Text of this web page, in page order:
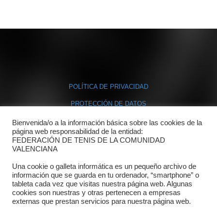
POLÍTICA DE PRIVACIDAD
PROTECCIÓN DE DATOS
POLÍTICA DE COOKIES
Dónde estamos
Directorio departamentos
Horario
Bienvenida/o a la información básica sobre las cookies de la
página web responsabilidad de la entidad:
FEDERACIÓN DE TENIS DE LA COMUNIDAD
VALENCIANA
Una cookie o galleta informática es un pequeño archivo de
información que se guarda en tu ordenador, “smartphone” o
tableta cada vez que visitas nuestra página web. Algunas
cookies son nuestras y otras pertenecen a empresas
externas que prestan servicios para nuestra página web.